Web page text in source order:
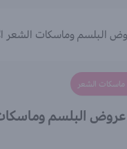
البلسم وماسكات الشعر
الشعر
عروض البلسم